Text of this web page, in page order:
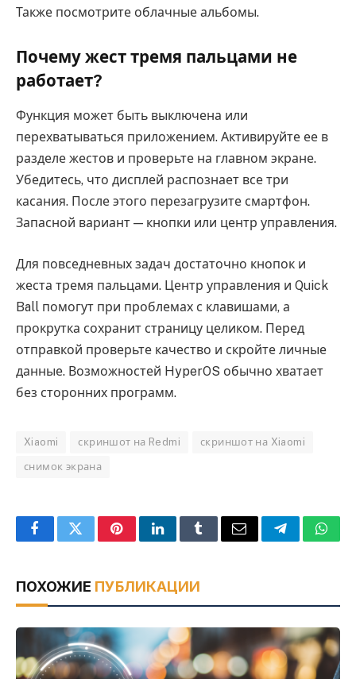
Также посмотрите облачные альбомы.
Почему жест тремя пальцами не
работает?
Функция может быть выключена или
перехватываться приложением. Активируйте ее в
разделе жестов и проверьте на главном экране.
Убедитесь, что дисплей распознает все три
касания. После этого перезагрузите смартфон.
Запасной вариант — кнопки или центр управления.
Для повседневных задач достаточно кнопок и
жеста тремя пальцами. Центр управления и Quick
Ball помогут при проблемах с клавишами, а
прокрутка сохранит страницу целиком. Перед
отправкой проверьте качество и скройте личные
данные. Возможностей HyperOS обычно хватает
без сторонних программ.
Xiaomi скриншот на Redmi скриншот на Xiaomi
снимок экрана
FacebookTwitterPinterestLinkedInTumblrEmail Telegram
ПОХОЖИЕ ПУБЛИКАЦИИ